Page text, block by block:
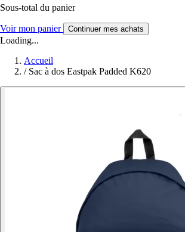
Sous-total du panier
Voir mon panier Continuer mes achats
Loading...
Accueil
/ Sac à dos Eastpak Padded K620